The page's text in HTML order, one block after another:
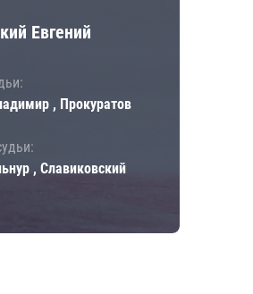
Евгений
, Прокуратов
, Славиковский